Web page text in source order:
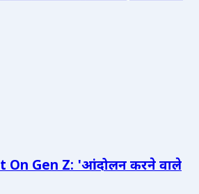
On Gen Z: 'आंदोलन करने वाले